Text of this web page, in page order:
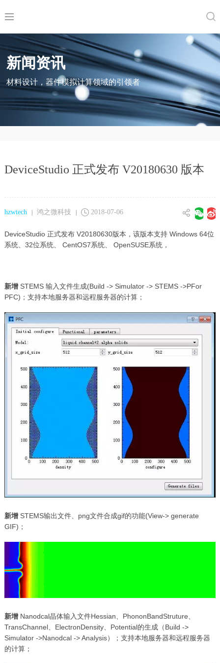
新闻资讯
材料设计，器件模拟计算领域的引领者
DeviceStudio 正式发布 V20180630 版本
hzwtech | 鸿之微科技 | 2018-07-06
DeviceStudio 正式发布 V20180630版本，该版本支持 Windows 64位
系统、32位系统、 CentOS7系统、 OpenSUSE系统，
新增 STEMS 输入文件生成(Build -> Simulator -> STEMS ->PFor
PFC)；支持本地服务器和远程服务器的计算；
新增STEMS输出文件、png文件合成gif的功能(View-> generate
GIF)；
新增Nanodcal晶体输入文件Hessian、PhononBandStruture、
TransChannel、ElectronDensity、Potential的生成（Build ->
Simulator ->Nanodcal -> Analysis）；支持本地服务器和远程服务器
的计算；